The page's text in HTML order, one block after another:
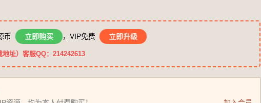
币 立即购买 ，VIP免费 立即升级
地址）客服QQ：214242613